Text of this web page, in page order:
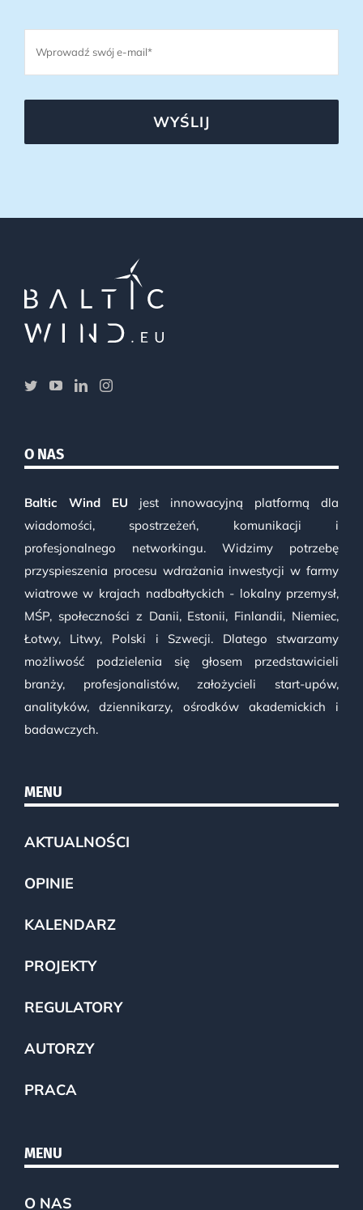
WYŚLIJ
O NAS
Baltic Wind EU jest innowacyjną platformą dla
wiadomości, spostrzeżeń, komunikacji i
profesjonalnego networkingu. Widzimy potrzebę
przyspieszenia procesu wdrażania inwestycji w farmy
wiatrowe w krajach nadbałtyckich - lokalny przemysł,
MŚP, społeczności z Danii, Estonii, Finlandii, Niemiec,
Łotwy, Litwy, Polski i Szwecji. Dlatego stwarzamy
możliwość podzielenia się głosem przedstawicieli
branży, profesjonalistów, założycieli start-upów,
analityków, dziennikarzy, ośrodków akademickich i
badawczych.
MENU
AKTUALNOŚCI
OPINIE
KALENDARZ
PROJEKTY
REGULATORY
AUTORZY
PRACA
MENU
O NAS